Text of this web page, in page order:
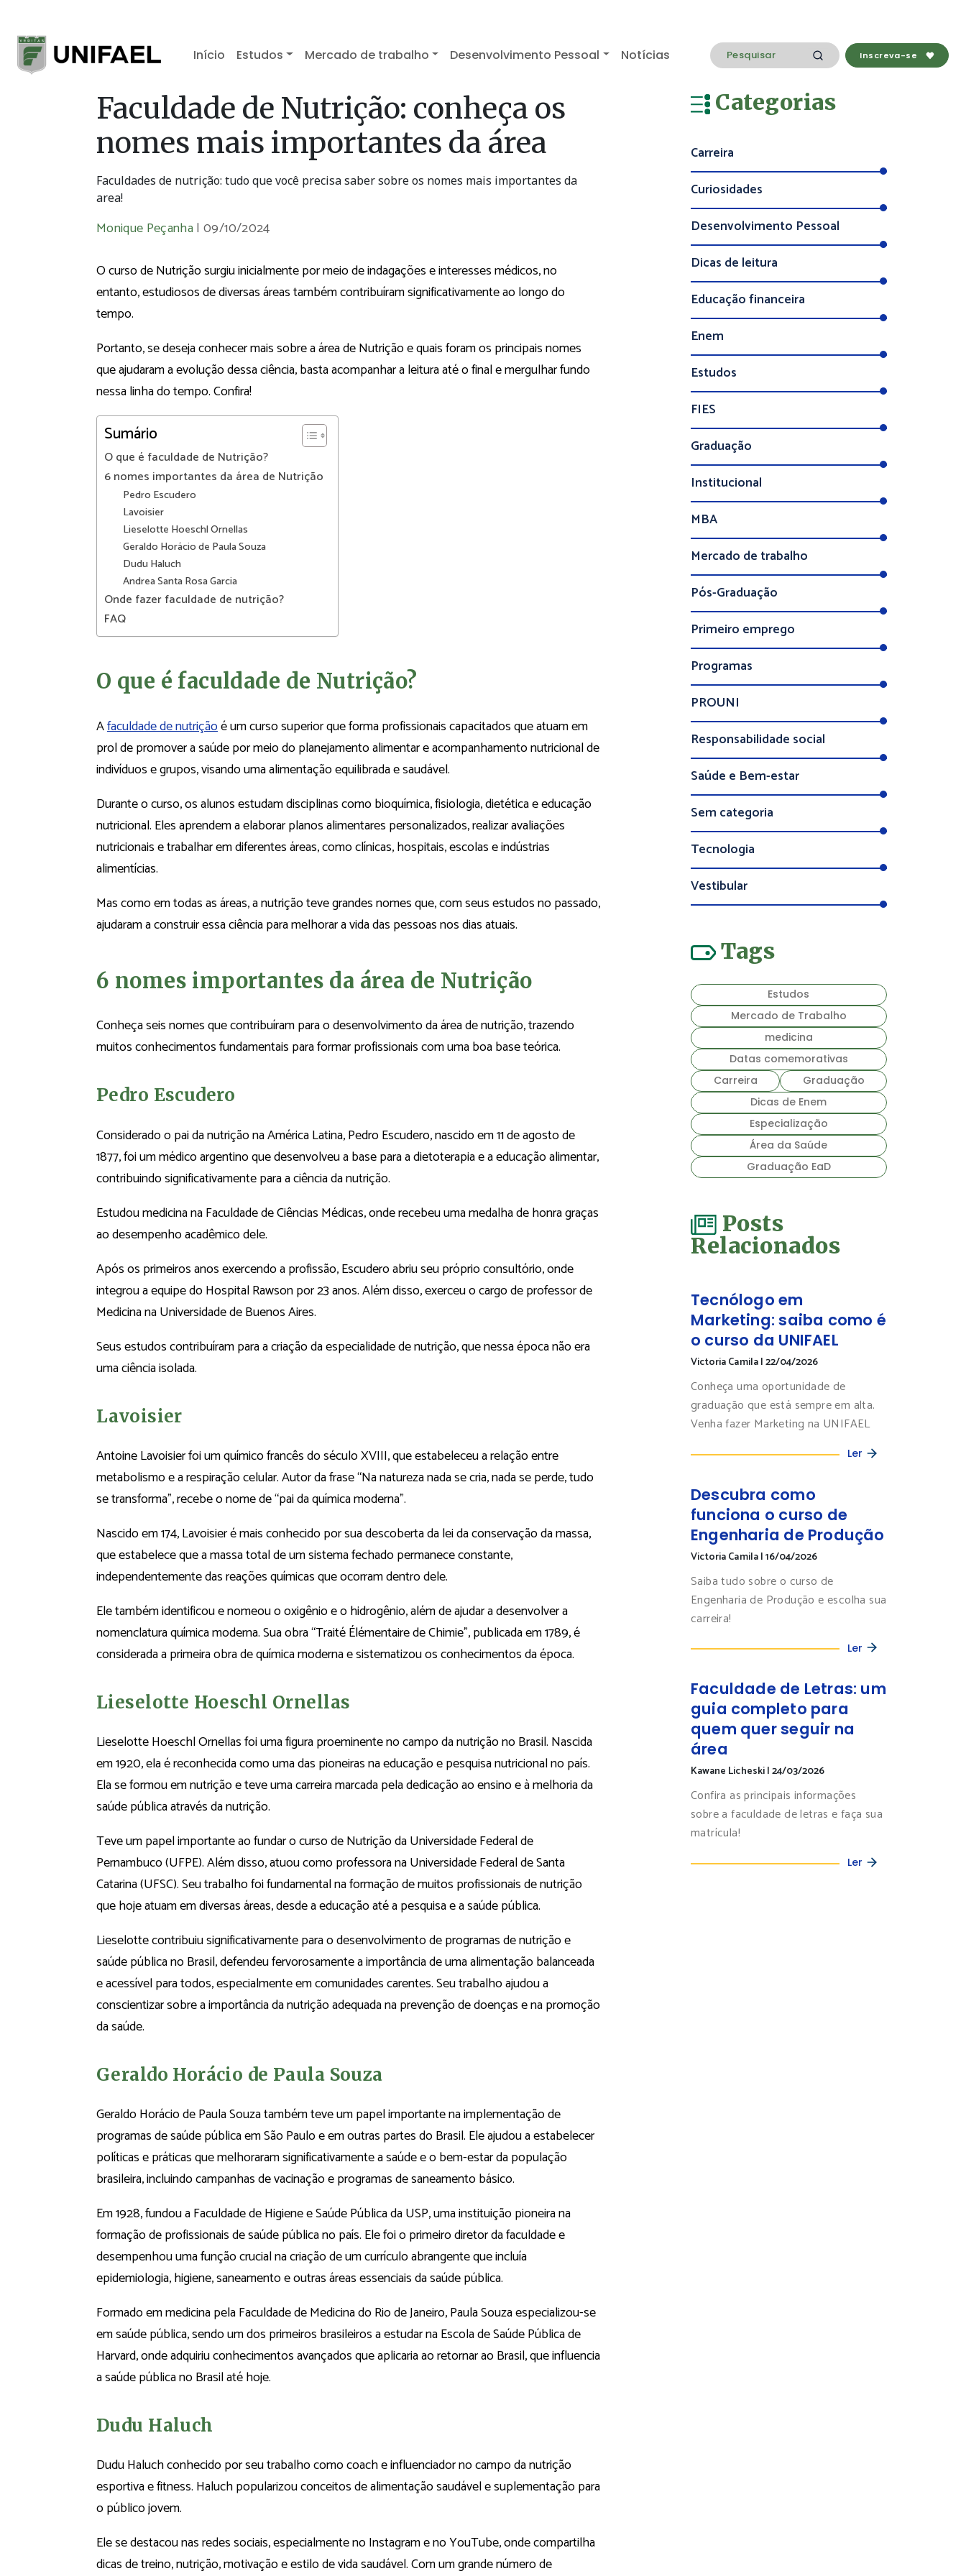
Início Estudos Mercado de trabalho Desenvolvimento Pessoal Notícias Inscreva-se
Faculdade de Nutrição: conheça os
nomes mais importantes da área
Faculdades de nutrição: tudo que você precisa saber sobre os nomes mais importantes da
area!
Monique Peçanha |09/10/2024
O curso de Nutrição surgiu inicialmente por meio de indagações e interesses médicos, no
entanto, estudiosos de diversas áreas também contribuíram significativamente ao longo do
tempo.
Portanto, se deseja conhecer mais sobre a área de Nutrição e quais foram os principais nomes
que ajudaram a evolução dessa ciência, basta acompanhar a leitura até o final e mergulhar fundo
nessa linha do tempo. Confira!
Sumário
O que é faculdade de Nutrição?
6 nomes importantes da área de Nutrição
Pedro Escudero
Lavoisier
Lieselotte Hoeschl Ornellas
Geraldo Horácio de Paula Souza
Dudu Haluch
Andrea Santa Rosa Garcia
Onde fazer faculdade de nutrição?
FAQ
O que é faculdade de Nutrição?
Afaculdade de nutriçãoé um curso superior que forma profissionais capacitados que atuam em
prol de promover a saúde por meio do planejamento alimentar e acompanhamento nutricional de
indivíduos e grupos, visando uma alimentação equilibrada e saudável.
Durante o curso, os alunos estudam disciplinas como bioquímica, fisiologia, dietética e educação
nutricional. Eles aprendem a elaborar planos alimentares personalizados, realizar avaliações
nutricionais e trabalhar em diferentes áreas, como clínicas, hospitais, escolas e indústrias
alimentícias.
Mas como em todas as áreas, a nutrição teve grandes nomes que, com seus estudos no passado,
ajudaram a construir essa ciência para melhorar a vida das pessoas nos dias atuais.
6 nomes importantes da área de Nutrição
Conheça seis nomes que contribuíram para o desenvolvimento da área de nutrição, trazendo
muitos conhecimentos fundamentais para formar profissionais com uma boa base teórica.
Pedro Escudero
Considerado o pai da nutrição na América Latina, Pedro Escudero, nascido em 11 de agosto de
1877, foi um médico argentino que desenvolveu a base para a dietoterapia e a educação alimentar,
contribuindo significativamente para a ciência da nutrição.
Estudou medicina na Faculdade de Ciências Médicas, onde recebeu uma medalha de honra graças
ao desempenho acadêmico dele.
Após os primeiros anos exercendo a profissão, Escudero abriu seu próprio consultório, onde
integrou a equipe do Hospital Rawson por 23 anos. Além disso, exerceu o cargo de professor de
Medicina na Universidade de Buenos Aires.
Seus estudos contribuíram para a criação da especialidade de nutrição, que nessa época não era
uma ciência isolada.
Lavoisier
Antoine Lavoisier foi um químico francês do século XVIII, que estabeleceu a relação entre
metabolismo e a respiração celular. Autor da frase “Na natureza nada se cria, nada se perde, tudo
se transforma”, recebe o nome de “pai da química moderna”.
Nascido em 174, Lavoisier é mais conhecido por sua descoberta da lei da conservação da massa,
que estabelece que a massa total de um sistema fechado permanece constante,
independentemente das reações químicas que ocorram dentro dele.
Ele também identificou e nomeou o oxigênio e o hidrogênio, além de ajudar a desenvolver a
nomenclatura química moderna. Sua obra “Traité Élémentaire de Chimie”, publicada em 1789, é
considerada a primeira obra de química moderna e sistematizou os conhecimentos da época.
Lieselotte Hoeschl Ornellas
Lieselotte Hoeschl Ornellas foi uma figura proeminente no campo da nutrição no Brasil. Nascida
em 1920, ela é reconhecida como uma das pioneiras na educação e pesquisa nutricional no país.
Ela se formou em nutrição e teve uma carreira marcada pela dedicação ao ensino e à melhoria da
saúde pública através da nutrição.
Teve um papel importante ao fundar o curso de Nutrição da Universidade Federal de
Pernambuco (UFPE). Além disso, atuou como professora na Universidade Federal de Santa
Catarina (UFSC). Seu trabalho foi fundamental na formação de muitos profissionais de nutrição
que hoje atuam em diversas áreas, desde a educação até a pesquisa e a saúde pública.
Lieselotte contribuiu significativamente para o desenvolvimento de programas de nutrição e
saúde pública no Brasil, defendeu fervorosamente a importância de uma alimentação balanceada
e acessível para todos, especialmente em comunidades carentes. Seu trabalho ajudou a
conscientizar sobre a importância da nutrição adequada na prevenção de doenças e na promoção
da saúde.
Geraldo Horácio de Paula Souza
Geraldo Horácio de Paula Souza também teve um papel importante na implementação de
programas de saúde pública em São Paulo e em outras partes do Brasil. Ele ajudou a estabelecer
políticas e práticas que melhoraram significativamente a saúde e o bem-estar da população
brasileira, incluindo campanhas de vacinação e programas de saneamento básico.
Em 1928, fundou a Faculdade de Higiene e Saúde Pública da USP, uma instituição pioneira na
formação de profissionais de saúde pública no país. Ele foi o primeiro diretor da faculdade e
desempenhou uma função crucial na criação de um currículo abrangente que incluía
epidemiologia, higiene, saneamento e outras áreas essenciais da saúde pública.
Formado em medicina pela Faculdade de Medicina do Rio de Janeiro, Paula Souza especializou-se
em saúde pública, sendo um dos primeiros brasileiros a estudar na Escola de Saúde Pública de
Harvard, onde adquiriu conhecimentos avançados que aplicaria ao retornar ao Brasil, que influencia
a saúde pública no Brasil até hoje.
Dudu Haluch
Dudu Haluch conhecido por seu trabalho como coach e influenciador no campo da nutrição
esportiva e fitness. Haluch popularizou conceitos de alimentação saudável e suplementação para
o público jovem.
Ele se destacou nas redes sociais, especialmente no Instagram e no YouTube, onde compartilha
dicas de treino, nutrição, motivação e estilo de vida saudável. Com um grande número de
Categorias
Carreira
Curiosidades
Desenvolvimento Pessoal
Dicas de leitura
Educação financeira
Enem
Estudos
FIES
Graduação
Institucional
MBA
Mercado de trabalho
Pós-Graduação
Primeiro emprego
Programas
PROUNI
Responsabilidade social
Saúde e Bem-estar
Sem categoria
Tecnologia
Vestibular
Tags
Estudos
Mercado de Trabalho
medicina
Datas comemorativas
Carreira
Graduação
Dicas de Enem
Especialização
Área da Saúde
Graduação EaD
Posts
Relacionados
Tecnólogo em
Marketing: saiba como é
o curso da UNIFAEL
Victoria Camila|22/04/2026
Conheça uma oportunidade de
graduação que está sempre em alta.
Venha fazer Marketing na UNIFAEL
Ler
Descubra como
funciona o curso de
Engenharia de Produção
Victoria Camila|16/04/2026
Saiba tudo sobre o curso de
Engenharia de Produção e escolha sua
carreira!
Ler
Faculdade de Letras: um
guia completo para
quem quer seguir na
área
Kawane Licheski|24/03/2026
Confira as principais informações
sobre a faculdade de letras e faça sua
matrícula!
Ler